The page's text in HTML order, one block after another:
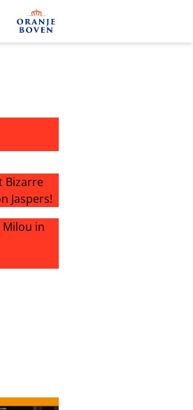
onthulling over Yvon Jaspers!